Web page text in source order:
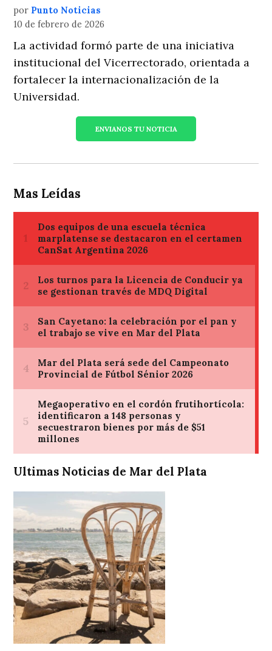
por Punto Noticias
10 de febrero de 2026
La actividad formó parte de una iniciativa
institucional del Vicerrectorado, orientada a
fortalecer la internacionalización de la
Universidad.
ENVIANOS TU NOTICIA
Mas Leídas
Ultimas Noticias de Mar del Plata